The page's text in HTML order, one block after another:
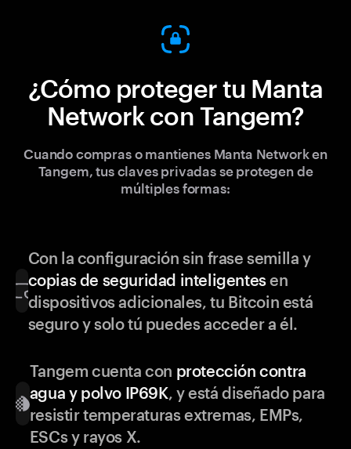
¿Cómo proteger tu Manta
Network con Tangem?
Cuando compras o mantienes Manta Network en
Tangem, tus claves privadas se protegen de
múltiples formas:
Con la configuración sin frase semilla y
copias de seguridad inteligentesen
dispositivos adicionales, tu Bitcoin está
seguro y solo tú puedes acceder a él.
Tangem cuenta con protección contra
agua y polvo IP69K, y está diseñado para
resistir temperaturas extremas, EMPs,
ESCs y rayos X.